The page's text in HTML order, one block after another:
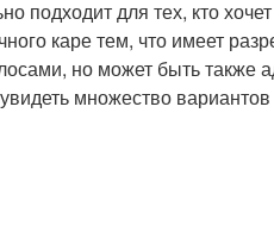
подходит для тех, кто
каре тем, что имеет
но может быть также
множество